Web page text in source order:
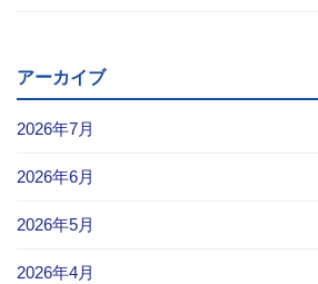
アーカイブ
2026年7月
2026年6月
2026年5月
2026年4月